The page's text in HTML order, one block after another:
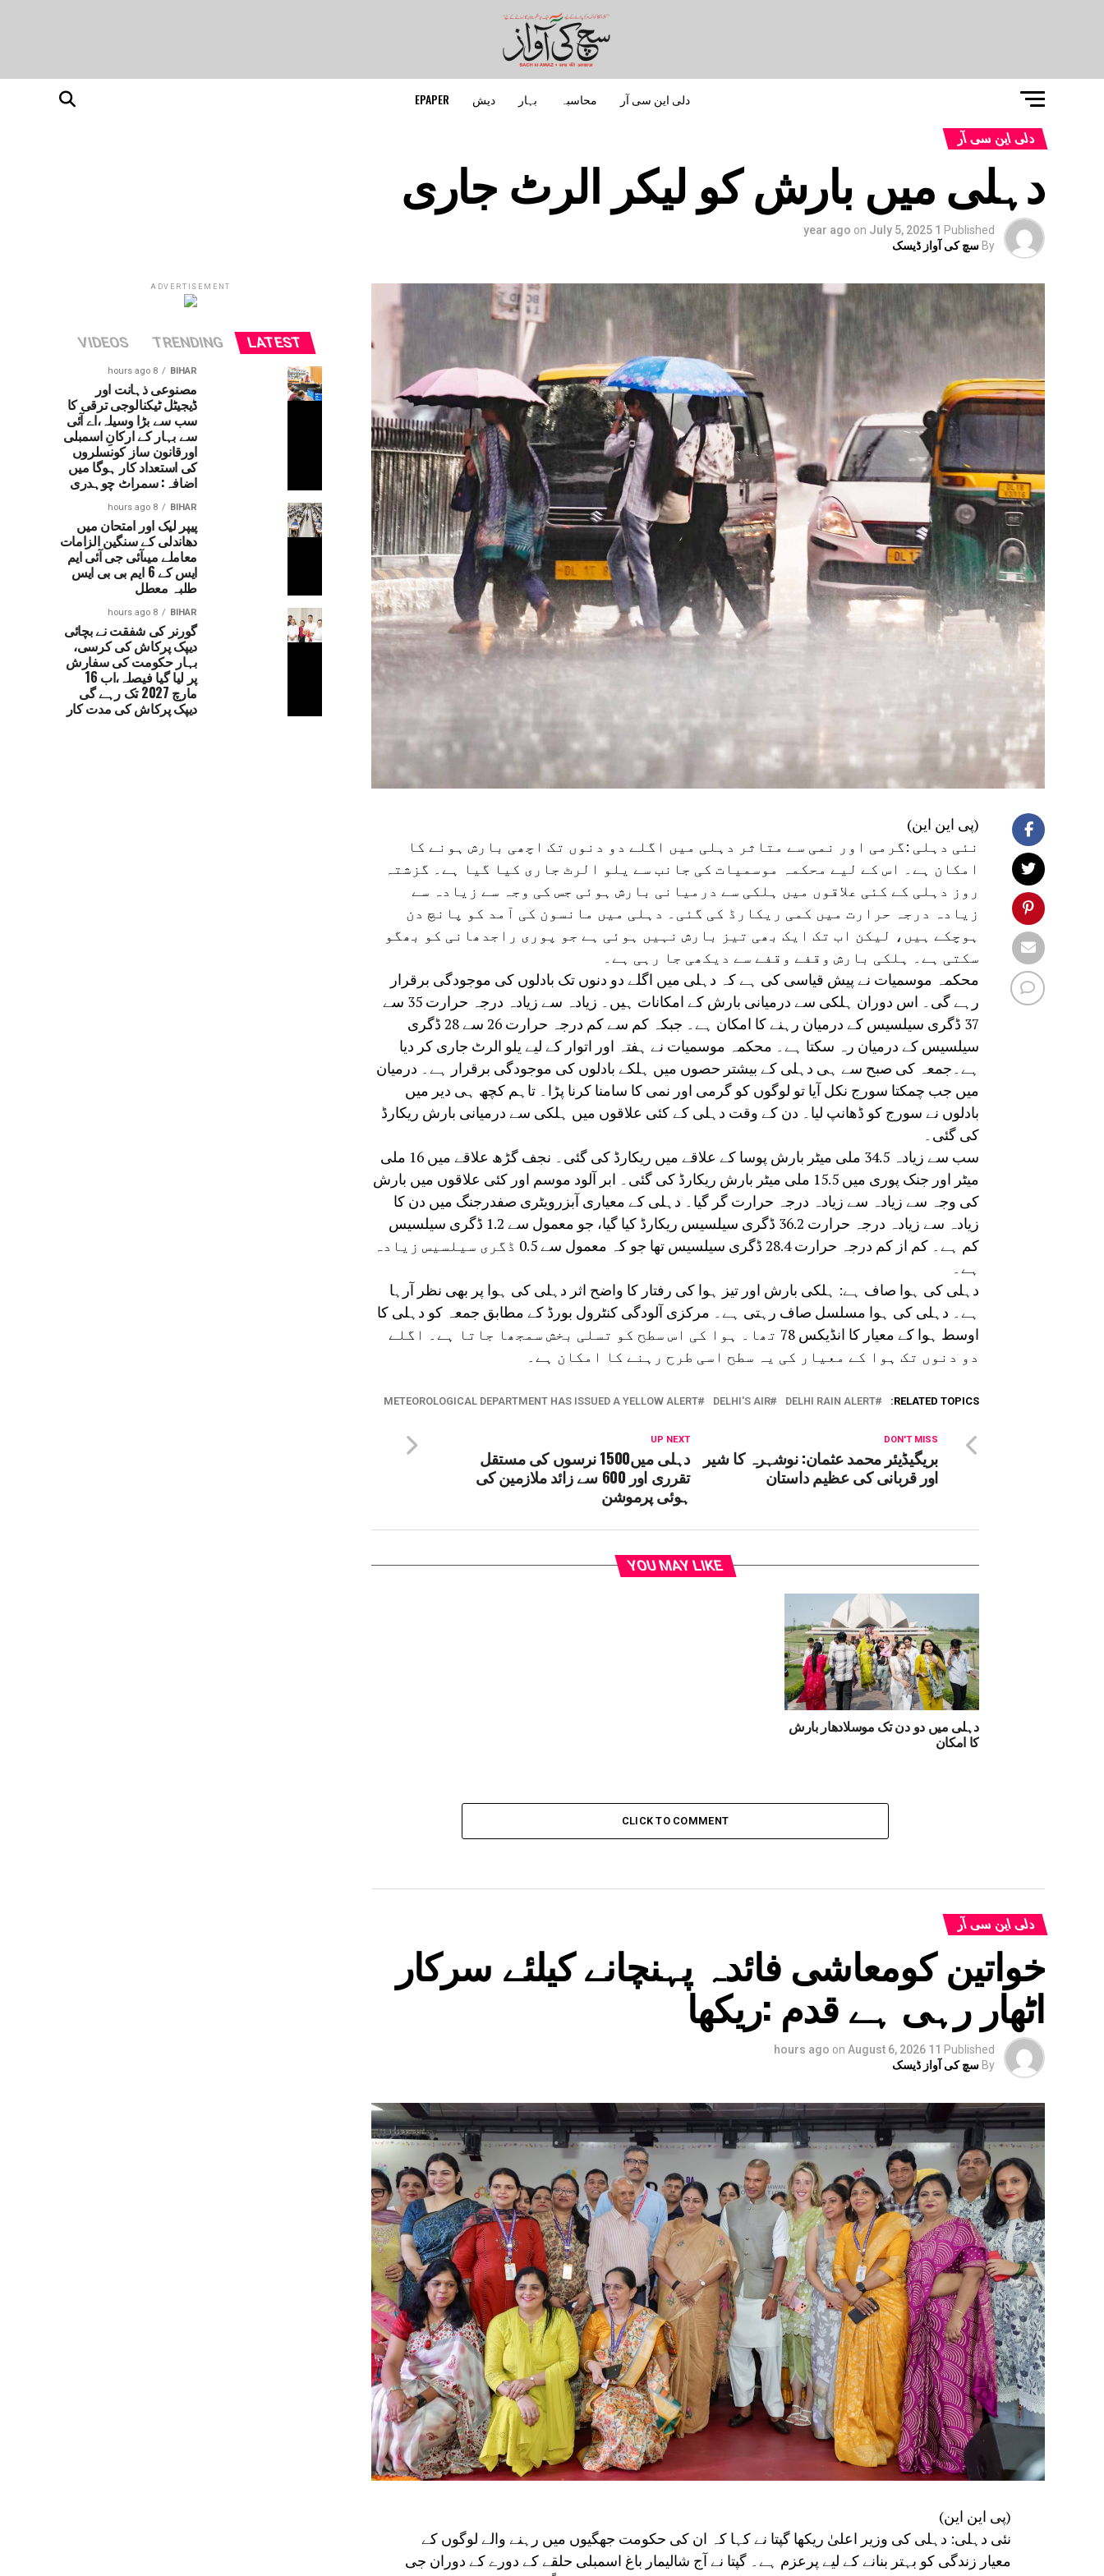
دلی این سی آر محاسبہ بہار دیش EPAPER
دلی این سی آر
دہلی میں بارش کو لیکر الرٹ جاری
Published
1 year ago
on July 5, 2025
By سچ کی آواز ڈیسک
(پی این این)
نئی دہلی :گرمی اور نمی سے متاثر دہلی میں اگلے دو دنوں تک اچھی بارش ہونے کا
امکان ہے۔ اس کے لیے محکمہ موسمیات کی جانب سے یلو الرٹ جاری کیا گیا ہے۔ گزشتہ
روز دہلی کے کئی علاقوں میں ہلکی سے درمیانی بارش ہوئی جس کی وجہ سے زیادہ سے
زیادہ درجہ حرارت میں کمی ریکارڈ کی گئی۔ دہلی میں مانسون کی آمد کو پانچ دن
ہوچکے ہیں، لیکن اب تک ایک بھی تیز بارش نہیں ہوئی ہے جو پوری راجدھانی کو بھگو
سکتی ہے۔ ہلکی بارش وقفے وقفے سے دیکھی جا رہی ہے۔
محکمہ موسمیات نے پیش قیاسی کی ہے کہ دہلی میں اگلے دو دنوں تک بادلوں کی موجودگی برقرار
رہے گی۔ اس دوران ہلکی سے درمیانی بارش کے امکانات ہیں۔ زیادہ سے زیادہ درجہ حرارت 35 سے
37 ڈگری سیلسیس کے درمیان رہنے کا امکان ہے۔ جبکہ کم سے کم درجہ حرارت 26 سے 28 ڈگری
سیلسیس کے درمیان رہ سکتا ہے۔ محکمہ موسمیات نے ہفتہ اور اتوار کے لیے یلو الرٹ جاری کر دیا
ہے۔جمعہ کی صبح سے ہی دہلی کے بیشتر حصوں میں ہلکے بادلوں کی موجودگی برقرار ہے۔ درمیان
میں جب چمکتا سورج نکل آیا تو لوگوں کو گرمی اور نمی کا سامنا کرنا پڑا۔ تاہم کچھ ہی دیر میں
بادلوں نے سورج کو ڈھانپ لیا۔ دن کے وقت دہلی کے کئی علاقوں میں ہلکی سے درمیانی بارش ریکارڈ
کی گئی۔
سب سے زیادہ 34.5 ملی میٹر بارش پوسا کے علاقے میں ریکارڈ کی گئی۔ نجف گڑھ علاقے میں 16 ملی
میٹر اور جنک پوری میں 15.5 ملی میٹر بارش ریکارڈ کی گئی۔ ابر آلود موسم اور کئی علاقوں میں بارش
کی وجہ سے زیادہ سے زیادہ درجہ حرارت گر گیا۔ دہلی کے معیاری آبزرویٹری صفدرجنگ میں دن کا
زیادہ سے زیادہ درجہ حرارت 36.2 ڈگری سیلسیس ریکارڈ کیا گیا، جو معمول سے 1.2 ڈگری سیلسیس
کم ہے۔ کم از کم درجہ حرارت 28.4 ڈگری سیلسیس تھا جو کہ معمول سے 0.5 ڈگری سیلسیس زیادہ
ہے۔
دہلی کی ہوا صاف ہے: ہلکی بارش اور تیز ہوا کی رفتار کا واضح اثر دہلی کی ہوا پر بھی نظر آرہا
ہے۔ دہلی کی ہوا مسلسل صاف رہتی ہے۔ مرکزی آلودگی کنٹرول بورڈ کے مطابق جمعہ کو دہلی کا
اوسط ہوا کے معیار کا انڈیکس 78 تھا۔ ہوا کی اس سطح کو تسلی بخش سمجھا جاتا ہے۔ اگلے
دو دنوں تک ہوا کے معیار کی یہ سطح اسی طرح رہنے کا امکان ہے۔
RELATED TOPICS:
DELHI RAIN ALERT
DELHI'S AIR
METEOROLOGICAL DEPARTMENT HAS ISSUED A YELLOW ALERT
UP NEXT
دہلی میں1500 نرسوں کی مستقل
تقرری اور 600 سے زائد ملازمین کی
ہوئی پرموشن
DON'T MISS
بریگیڈیئر محمد عثمان: نوشہرہ کا شیر
اور قربانی کی عظیم داستان
YOU MAY LIKE
دہلی میں دو دن تک موسلادھار بارش
کا امکان
CLICK TO COMMENT
دلی این سی آر
خواتین کومعاشی فائدہ پہنچانے کیلئے سرکار
اٹھار رہی ہے قدم :ریکھا
Published
11 hours ago
on August 6, 2026
By سچ کی آواز ڈیسک
(پی این این)
نئی دہلی: دہلی کی وزیر اعلیٰ ریکھا گپتا نے کہا کہ ان کی حکومت جھگیوں میں رہنے والے لوگوں کے
معیار زندگی کو بہتر بنانے کے لیے پرعزم ہے۔ گپتا نے آج شالیمار باغ اسمبلی حلقے کے دورے کے دوران جی
ADVERTISEMENT
LATEST
TRENDING
VIDEOS
BIHAR
8 hours ago
مصنوعی ذہانت اور
ڈیجیٹل ٹیکنالوجی ترقی کا
سب سے بڑا وسیلہ،اے آئی
سے بہار کے ارکانِ اسمبلی
اورقانون ساز کونسلروں
کی استعداد کار ہوگا میں
اضافہ: سمراٹ چوہدری
BIHAR
8 hours ago
پیپر لیک اور امتحان میں
دھاندلی کے سنگین الزامات
معاملے میںآئی جی آئی ایم
ایس کے 6 ایم بی بی ایس
طلبہ معطل
BIHAR
8 hours ago
گورنر کی شفقت نے بچائی
دیپک پرکاش کی کرسی،
بہار حکومت کی سفارش
پر لیا گیا فیصلہ،اب 16
مارچ 2027 تک رہے گی
دیپک پرکاش کی مدت کار